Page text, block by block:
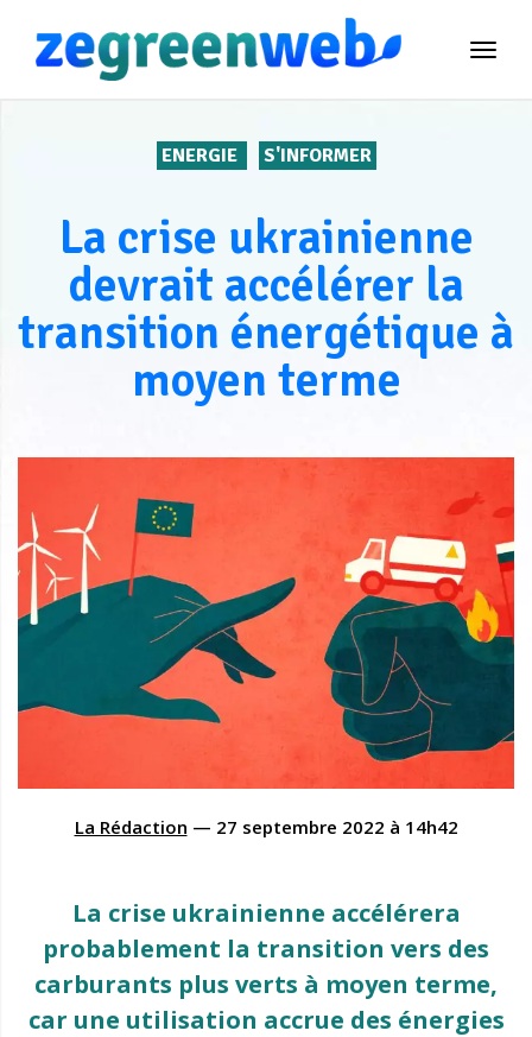
ENERGIE S'INFORMER
La crise ukrainienne
devrait accélérer la
transition énergétique à
moyen terme
La Rédaction — 27 septembre 2022 à 14h42
La crise ukrainienne accélérera
probablement la transition vers des
carburants plus verts à moyen terme,
car une utilisation accrue des énergies